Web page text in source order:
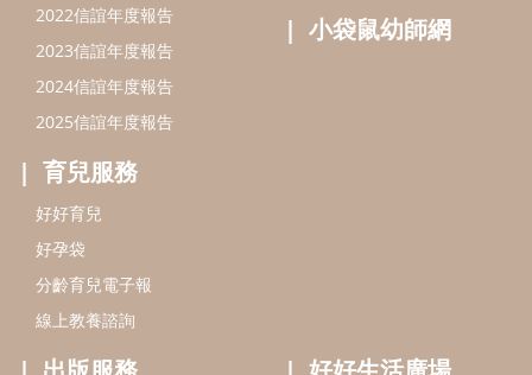
線上教養諮詢
出版服務
信誼基金出版社
閱讀推廣
Bookstart閱讀起步走
信誼幼兒文學獎
信誼兒童動畫獎
小袋鼠說故事劇團
service@hsin-yi.org.tw